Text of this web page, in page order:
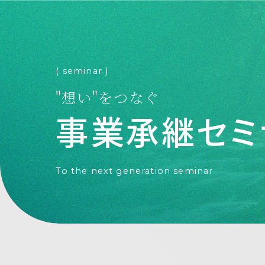
( seminar )
"想い"をつなぐ
事業承継セ
To the next generationseminar